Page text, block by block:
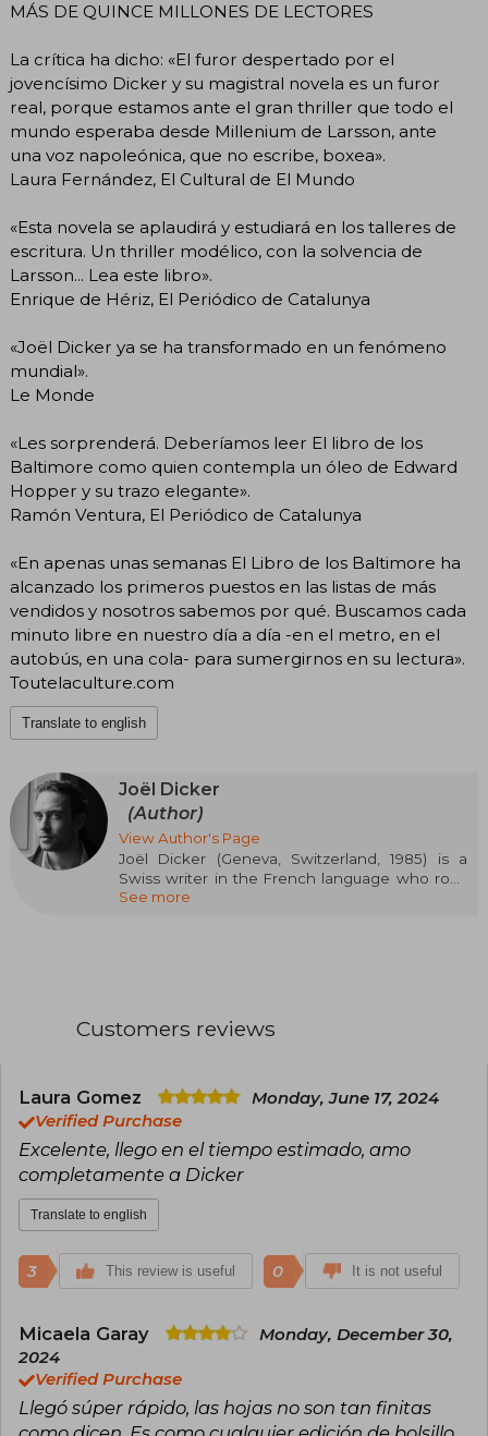
MÁS DE QUINCE MILLONES DE LECTORES
La crítica ha dicho: «El furor despertado por el
jovencísimo Dicker y su magistral novela es un furor
real, porque estamos ante el gran thriller que todo el
mundo esperaba desde Millenium de Larsson, ante
una voz napoleónica, que no escribe, boxea».
Laura Fernández, El Cultural de El Mundo
«Esta novela se aplaudirá y estudiará en los talleres de
escritura. Un thriller modélico, con la solvencia de
Larsson... Lea este libro».
Enrique de Hériz, El Periódico de Catalunya
«Joël Dicker ya se ha transformado en un fenómeno
mundial».
Le Monde
«Les sorprenderá. Deberíamos leer El libro de los
Baltimore como quien contempla un óleo de Edward
Hopper y su trazo elegante».
Ramón Ventura, El Periódico de Catalunya
«En apenas unas semanas El Libro de los Baltimore ha
alcanzado los primeros puestos en las listas de más
vendidos y nosotros sabemos por qué. Buscamos cada
minuto libre en nuestro día a día -en el metro, en el
autobús, en una cola- para sumergirnos en su lectura».
Toutelaculture.com
Translate to english
Joël Dicker
(Author)
View Author's Page
Joël Dicker (Geneva, Switzerland, 1985) is a
Swiss writer in the French language who rose
to international fame with La verdad sobre el
nuestros padres (2010), but it was the Goncourt
catapulted him to success. His narrative is
characterized by ingenious twists, complex
suspense.
See more
Customers reviews
Laura Gomez
Monday, June 17, 2024
Verified Purchase
Excelente, llego en el tiempo estimado, amo
completamente a Dicker
Translate to english
3 This review is useful 0 It is not useful
Micaela Garay
Monday, December 30,
2024
Verified Purchase
Llegó súper rápido, las hojas no son tan finitas